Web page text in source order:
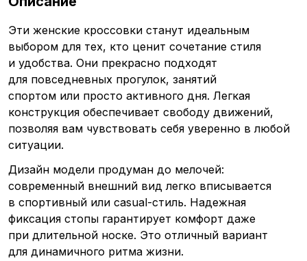
Эти женские кроссовки станут идеальным
выбором для тех, кто ценит сочетание стиля
и удобства. Они прекрасно подходят
для повседневных прогулок, занятий
спортом или просто активного дня. Легкая
конструкция обеспечивает свободу движений,
позволяя вам чувствовать себя уверенно в любой
ситуации.
Дизайн модели продуман до мелочей:
современный внешний вид легко вписывается
в спортивный или casual-стиль. Надежная
фиксация стопы гарантирует комфорт даже
при длительной носке. Это отличный вариант
для динамичного ритма жизни.